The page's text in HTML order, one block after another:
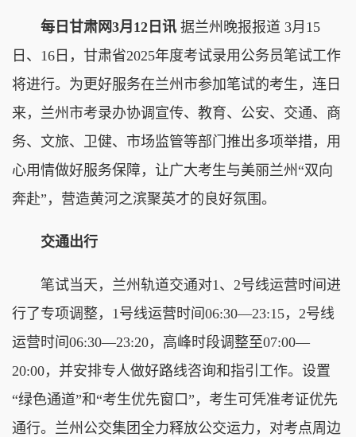
每日甘肃网3月12日讯 据兰州晚报报道 3月15
日、16日，甘肃省2025年度考试录用公务员笔试工作
将进行。为更好服务在兰州市参加笔试的考生，连日
来，兰州市考录办协调宣传、教育、公安、交通、商
务、文旅、卫健、市场监管等部门推出多项举措，用
心用情做好服务保障，让广大考生与美丽兰州“双向
奔赴”，营造黄河之滨聚英才的良好氛围。
交通出行
笔试当天，兰州轨道交通对1、2号线运营时间进
行了专项调整，1号线运营时间06:30—23:15，2号线
运营时间06:30—23:20，高峰时段调整至07:00—
20:00，并安排专人做好路线咨询和指引工作。设置
“绿色通道”和“考生优先窗口”，考生可凭准考证优先
通行。兰州公交集团全力释放公交运力，对考点周边